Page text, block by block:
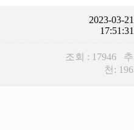
2023-03-21
17:51:31
조회 : 17946 추
천: 196